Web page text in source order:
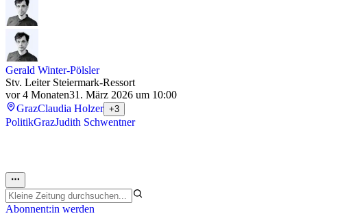
Gerald Winter-Pölsler
Stv. Leiter Steiermark-Ressort
vor 4 Monaten31. März 2026 um 10:00
GrazClaudia Holzer +3
PolitikGrazJudith Schwentner
Abonnent:in werden